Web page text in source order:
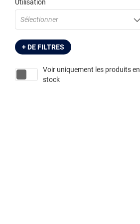
Utilisation
Sélectionner
+ DE FILTRES
Voir uniquement les produits en
stock